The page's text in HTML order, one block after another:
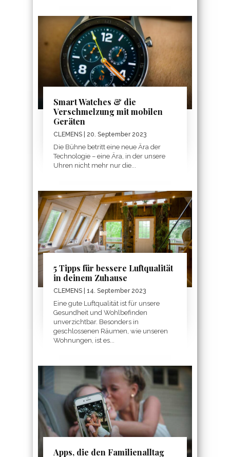
Smart Watches & die
Verschmelzung mit mobilen
Geräten
CLEMENS | 20. September 2023
Die Bühne betritt eine neue Ära der
Technologie – eine Ära, in der unsere
Uhren nicht mehr nur die...
5 Tipps für bessere Luftqualität
in deinem Zuhause
CLEMENS | 14. September 2023
Eine gute Luftqualität ist für unsere
Gesundheit und Wohlbefinden
unverzichtbar. Besonders in
geschlossenen Räumen, wie unseren
Wohnungen, ist es...
Apps, die den Familienalltag